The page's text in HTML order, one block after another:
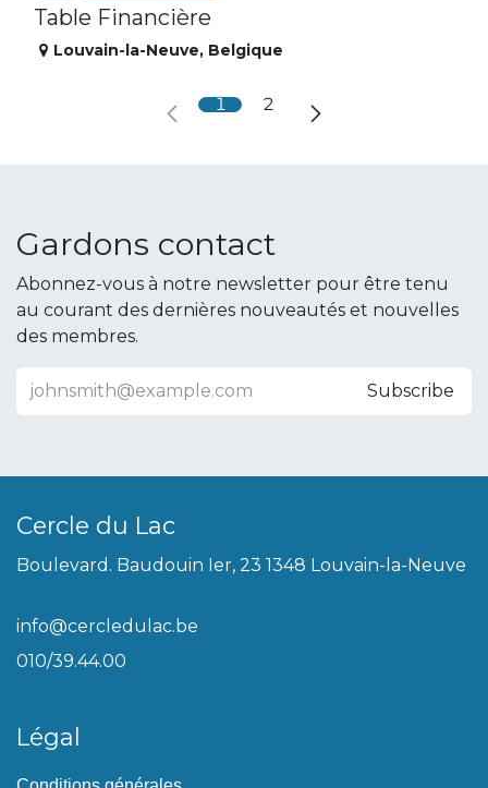
Table Financière
Louvain-la-Neuve, Belgique
1 2
Gardons contact
Abonnez-vous à notre newsletter pour être tenu
au courant des dernières nouveautés et nouvelles
des membres.
Subscribe
Cercle du Lac
Boulevard. Baudouin Ier, 23 1348 Louvain-la-Neuve
info@cercledulac.be
010/39.44.00
Légal